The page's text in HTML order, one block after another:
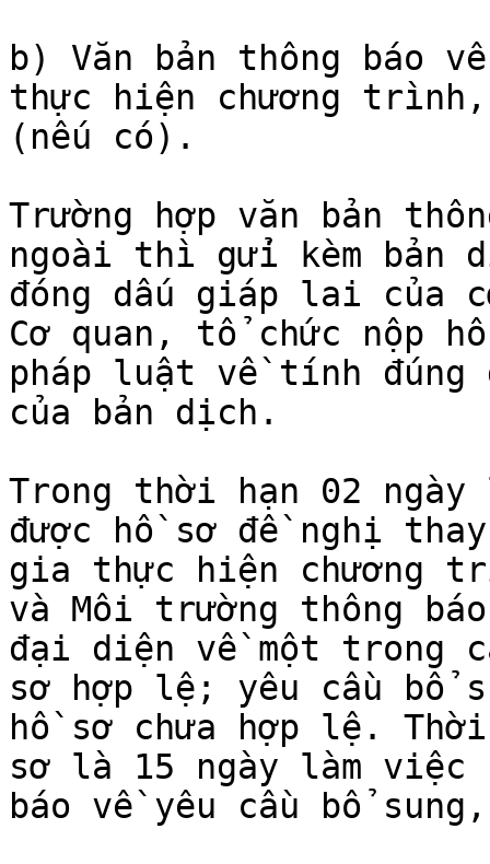
b) Văn bản thông báo
thực hiện chương
(nếu có).
Trường hợp văn bản
ngoài thì gửi kèm bản
đóng dấu giáp lai của
Cơ quan, tổ chức nộp
pháp luật về tính đúng
của bản dịch.
Trong thời hạn 02
được hồ sơ đề nghị
gia thực hiện chương
và Môi trường thông
đại diện về một trong
sơ hợp lệ; yêu cầu bổ
hồ sơ chưa hợp lệ.
sơ là 15 ngày làm việc
báo về yêu cầu bổ